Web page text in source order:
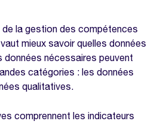
feedback venant des
individuels pour
des compétences
de compétences ?
la gestion des compétences
mieux savoir quelles données
données nécessaires peuvent
catégories : les données
qualitatives.
comprennent les indicateurs